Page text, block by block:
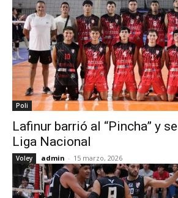
Poli
Lafinur barrió al “Pincha” y
Liga Nacional
Voley admin - 15 marzo, 2026